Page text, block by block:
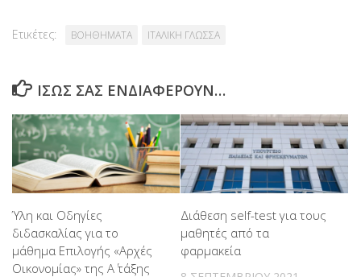
Ετικέτες: ΒΟΗΘΗΜΑΤΑ ΙΤΑΛΙΚΗ ΓΛΩΣΣΑ
ΊΣΩΣ ΣΑΣ ΕΝΔΙΑΦΈΡΟΥΝ…
Ύλη και Οδηγίες
διδασκαλίας για το
μάθημα Επιλογής «Αρχές
Οικονομίας» της Α΄ τάξης
Διάθεση self-test για τους
μαθητές από τα
φαρμακεία